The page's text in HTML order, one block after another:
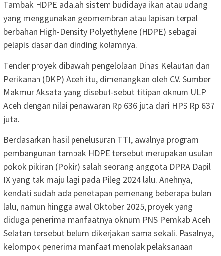
Tambak HDPE adalah sistem budidaya ikan atau udang
yang menggunakan geomembran atau lapisan terpal
berbahan High-Density Polyethylene (HDPE) sebagai
pelapis dasar dan dinding kolamnya.
Tender proyek dibawah pengelolaan Dinas Kelautan dan
Perikanan (DKP) Aceh itu, dimenangkan oleh CV. Sumber
Makmur Aksata yang disebut-sebut titipan oknum ULP
Aceh dengan nilai penawaran Rp 636 juta dari HPS Rp 637
juta.
Berdasarkan hasil penelusuran TTI, awalnya program
pembangunan tambak HDPE tersebut merupakan usulan
pokok pikiran (Pokir) salah seorang anggota DPRA Dapil
IX yang tak maju lagi pada Pileg 2024 lalu. Anehnya,
kendati sudah ada penetapan pemenang beberapa bulan
lalu, namun hingga awal Oktober 2025, proyek yang
diduga penerima manfaatnya oknum PNS Pemkab Aceh
Selatan tersebut belum dikerjakan sama sekali. Pasalnya,
kelompok penerima manfaat menolak pelaksanaan